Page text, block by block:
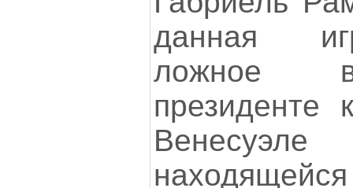
данная
ложное